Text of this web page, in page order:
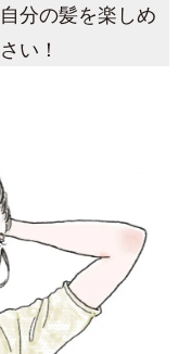
分の髪を楽しめ
い！